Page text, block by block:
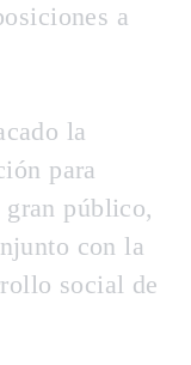
a
la
para
público,
con la
social de